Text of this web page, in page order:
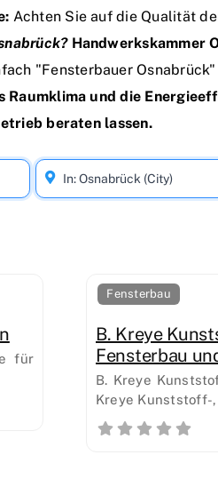
Achten Sie auf die Qualität
Handwerkskammer
"Fensterbauer
und die
beraten lassen.
für
Fensterbau
B. Kreye
Fensterbau
B. Kreye
Kreye Kunststoff-